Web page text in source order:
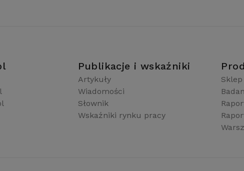
Publikacje i wskaźniki
Artykuły
Wiadomości
Słownik
Wskaźniki rynku pracy
Sklep